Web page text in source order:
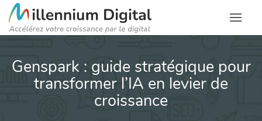
Genspark : guide stratégique pour
transformer l’IA en levier de
croissance